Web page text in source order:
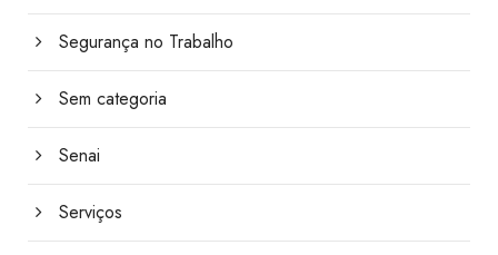
Segurança no Trabalho
Sem categoria
Senai
Serviços